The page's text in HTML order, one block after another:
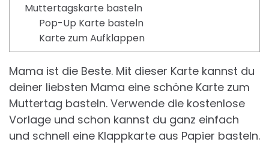
Muttertagskarte basteln
Pop-Up Karte basteln
Karte zum Aufklappen
Mama ist die Beste. Mit dieser Karte kannst du
deiner liebsten Mama eine schöne Karte zum
Muttertag basteln. Verwende die kostenlose
Vorlage und schon kannst du ganz einfach
und schnell eine Klappkarte aus Papier basteln.